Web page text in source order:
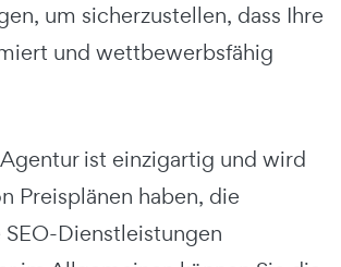
um sicherzustellen, dass Ihre
und wettbewerbsfähig
ist einzigartig und wird
Preisplänen haben, die
Dienstleistungen